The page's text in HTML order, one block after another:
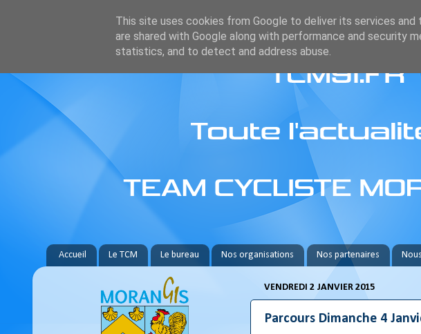
Accueil Le TCM Le bureau Nos organisations Nos partenaires
VENDREDI 2 JANVIER 2015
Parcours Dimanche 4
This site uses cookies from Google to deliver its services
are shared with Google along with performance and security
statistics, and to detect and address abuse.